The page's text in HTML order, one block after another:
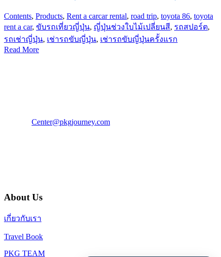
Contents, Products, Rent a carcar rental, road trip, toyota 86, toyota
rent a car, ขับรถเที่ยวญี่ปุ่น, ญี่ปุ่นช่วงใบไม้เปลี่ยนสี, รถสปอร์ต,
รถเช่าญี่ปุ่น, เช่ารถขับญี่ปุ่น, เช่ารถขับญี่ปุ่นครั้งแรก
Read More
Center@pkgjourney.com
About Us
เกี่ยวกับเรา
Travel Book
PKG TEAM